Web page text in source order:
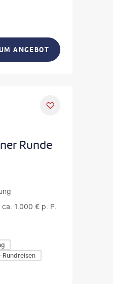
ANGEBOT
Runde
1.000 € p. P.
Rundreisen